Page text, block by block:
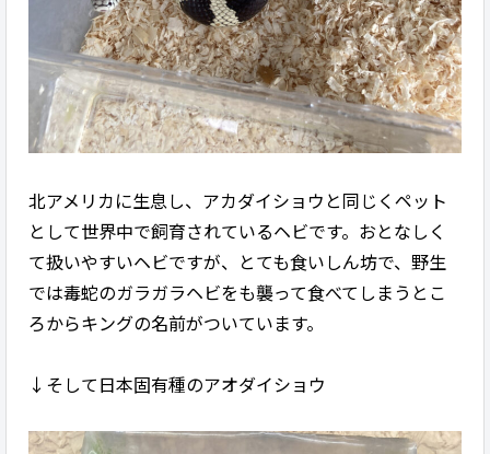
北アメリカに生息し、アカダイショウと同じくペット
として世界中で飼育されているヘビです。おとなしく
て扱いやすいヘビですが、とても食いしん坊で、野生
では毒蛇のガラガラヘビをも襲って食べてしまうとこ
ろからキングの名前がついています。
↓そして日本固有種のアオダイショウ